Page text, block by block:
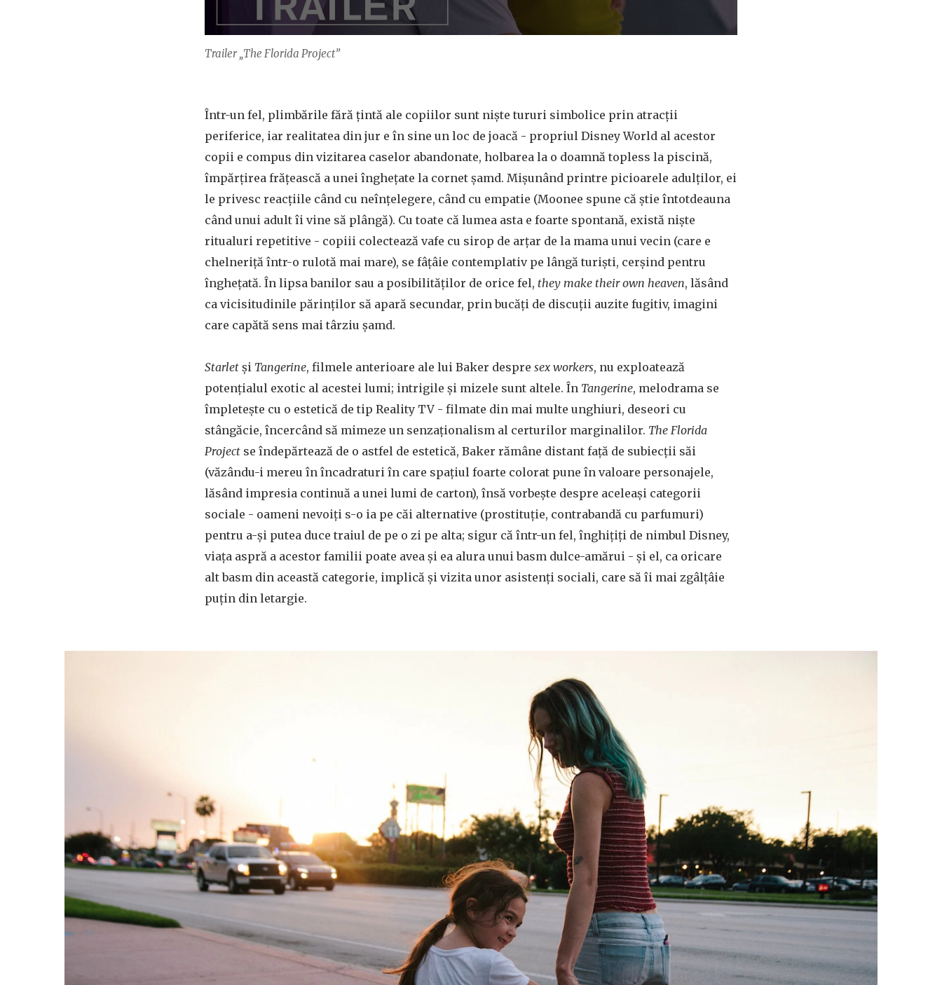
Trailer „The Florida Project”
Într-un fel, plimbările fără țintă ale copiilor sunt niște tururi simbolice prin atracții
periferice, iar realitatea din jur e în sine un loc de joacă - propriul Disney World al acestor
copii e compus din vizitarea caselor abandonate, holbarea la o doamnă topless la piscină,
împărțirea frățească a unei înghețate la cornet șamd. Mișunând printre picioarele adulților, ei
le privesc reacțiile când cu neînțelegere, când cu empatie (Moonee spune că știe întotdeauna
când unui adult îi vine să plângă). Cu toate că lumea asta e foarte spontană, există niște
ritualuri repetitive - copiii colectează vafe cu sirop de arțar de la mama unui vecin (care e
chelneriță într-o rulotă mai mare), se fâțâie contemplativ pe lângă turiști, cerșind pentru
înghețată. În lipsa banilor sau a posibilităților de orice fel, they make their own heaven, lăsând
ca vicisitudinile părinților să apară secundar, prin bucăți de discuții auzite fugitiv, imagini
care capătă sens mai târziu șamd.
Starlet și Tangerine, filmele anterioare ale lui Baker despre sex workers, nu exploatează
potențialul exotic al acestei lumi; intrigile și mizele sunt altele. În Tangerine, melodrama se
împletește cu o estetică de tip Reality TV - filmate din mai multe unghiuri, deseori cu
stângăcie, încercând să mimeze un senzaționalism al certurilor marginalilor. The Florida
Project se îndepărtează de o astfel de estetică, Baker rămâne distant față de subiecții săi
(văzându-i mereu în încadraturi în care spațiul foarte colorat pune în valoare personajele,
lăsând impresia continuă a unei lumi de carton), însă vorbește despre aceleași categorii
sociale - oameni nevoiți s-o ia pe căi alternative (prostituție, contrabandă cu parfumuri)
pentru a-și putea duce traiul de pe o zi pe alta; sigur că într-un fel, înghițiți de nimbul Disney,
viața aspră a acestor familii poate avea și ea alura unui basm dulce-amărui - și el, ca oricare
alt basm din această categorie, implică și vizita unor asistenți sociali, care să îi mai zgâlțâie
puțin din letargie.